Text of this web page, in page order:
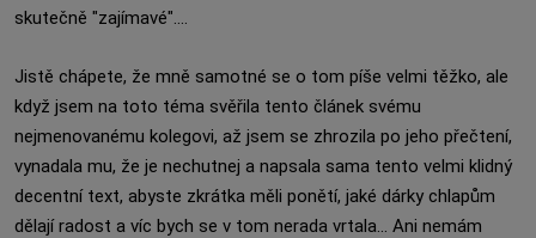
skutečně "zajímavé"....
Jistě chápete, že mně samotné se o tom píše velmi těžko, ale
když jsem na toto téma svěřila tento článek svému
nejmenovanému kolegovi, až jsem se zhrozila po jeho přečtení,
vynadala mu, že je nechutnej a napsala sama tento velmi klidný
decentní text, abyste zkrátka měli ponětí, jaké dárky chlapům
dělají radost a víc bych se v tom nerada vrtala... Ani nemám